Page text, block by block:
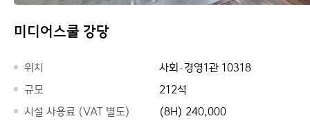
미디어스쿨 강당
위치
사회·경영1관 10318
규모
212석
시설 사용료 (VAT 별도)
(8H) 240,000